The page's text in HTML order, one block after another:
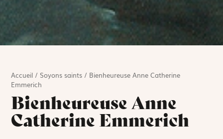
Accueil / Soyons saints / Bienheureuse Anne Catherine
Emmerich
Bienheureuse Anne
Catherine Emmerich